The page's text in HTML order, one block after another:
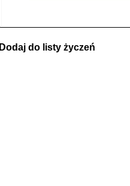
Dodaj do listy życzeń